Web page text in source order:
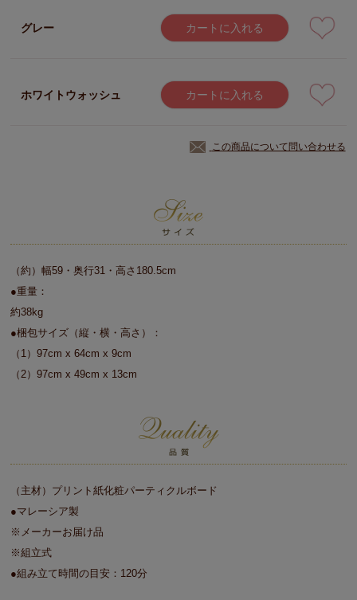
グレー カートに入れる
ホワイトウォッシュ カートに入れる
この商品について問い合わせる
（約）幅59・奥行31・高さ180.5cm
●重量：
約38kg
●梱包サイズ（縦・横・高さ）：
（1）97cm x 64cm x 9cm
（2）97cm x 49cm x 13cm
（主材）プリント紙化粧パーティクルボード
●マレーシア製
※メーカーお届け品
※組立式
●組み立て時間の目安：120分